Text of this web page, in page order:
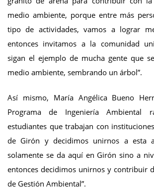
medio ambiente, porque entre más
tipo de actividades, vamos a lograr
entonces invitamos a la comunidad
sigan el ejemplo de mucha gente que
medio ambiente, sembrando un árbol”.
Así mismo, María Angélica Bueno
Programa de Ingeniería Ambiental
estudiantes que trabajan con
de Girón y decidimos unirnos a esta
solamente se da aquí en Girón sino a
entonces decidimos unirnos y contribuir
de Gestión Ambiental”.